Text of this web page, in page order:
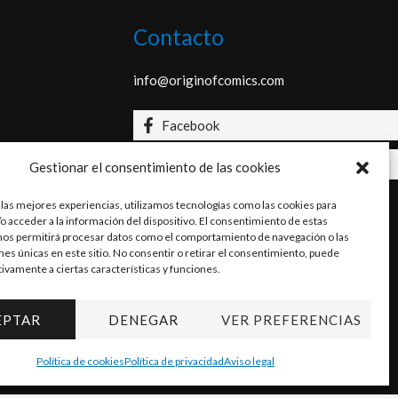
Gestionar el consentimiento de las cookies
mejores experiencias, utilizamos tecnologías como las cookies para
acceder a la información del dispositivo. El consentimiento de estas
permitirá procesar datos como el comportamiento de navegación o las
únicas en este sitio. No consentir o retirar el consentimiento, puede
a ciertas características y funciones.
DENEGAR VER PREFERENCIAS
Política de cookiesPolítica de privacidadAviso legal
Contacto
info@originofcomics.com
Facebook
Instagram